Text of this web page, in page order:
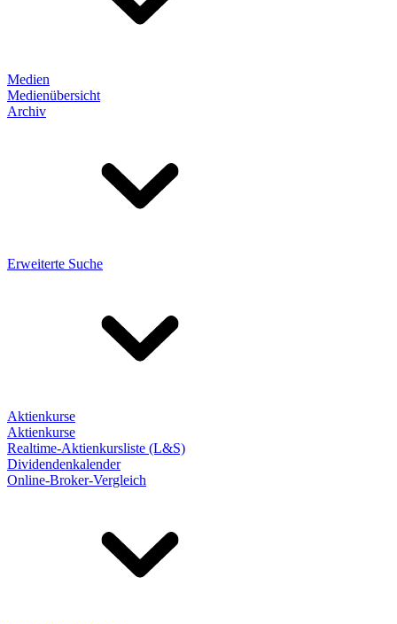
Medien
Medienübersicht
Archiv
Erweiterte Suche
Aktienkurse
Aktienkurse
Realtime-Aktienkursliste (L&S)
Dividendenkalender
Online-Broker-Vergleich